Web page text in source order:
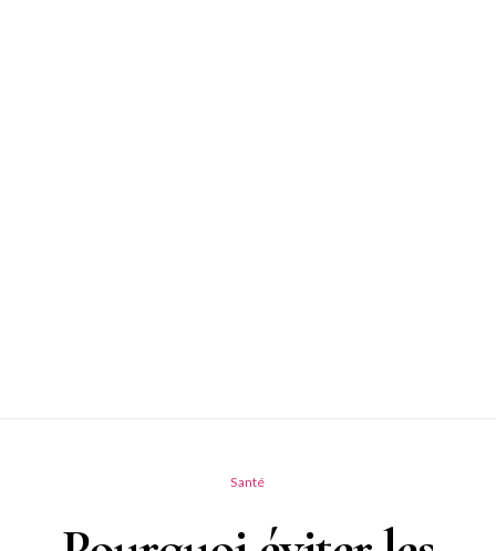
Santé